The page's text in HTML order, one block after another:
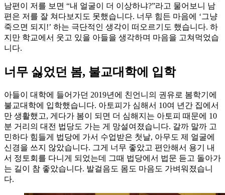
남편이 저를 보면 “내 얼굴이 더 이상하냐?”라고 물어보니 남
편은 저를 잘 쳐다보지도 못했습니다. 너무 힘든 마음에 ‘그냥
죽으면 되지!’ 하는 극단적인 생각이 떠오르기도 했습니다. 하
지만 학교에서 웃고 있을 아들을 생각하며 마음을 고쳐먹었습
니다.
너무 싫었던 봄, 불교대학에 입학
아들이 대학에 들어가던 2019년에 친언니의 권유로 봄학기에
불교대학에 입학했습니다. 아토피가 심해서 10여 년간 집에서
만 생활했고, 게다가 봄이 되면 더 심해지는 아토피 때문에 10
분 거리의 대전 법당도 가는 게 망설여졌습니다. 갈까 말까 고
민하다 힘들게 법당에 가서 수업받은 첫날, 아무도 제 얼굴에
신경을 쓰지 않았습니다. 그게 너무 좋았고 편안해서 용기 내
서 정토회를 다니게 되었는데 그때 법당에서 법문 듣고 돌아가
는 길이 참 좋았습니다. 발걸음도 몸도 마음도 가벼워졌습니
다.